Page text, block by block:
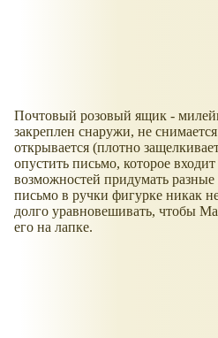
Почтовый розовый ящик -
закреплен снаружи, не
открывается (плотно
опустить письмо, которое
возможностей придумать
письмо в ручки фигурке никак
долго уравновешивать, чтобы
его на лапке.